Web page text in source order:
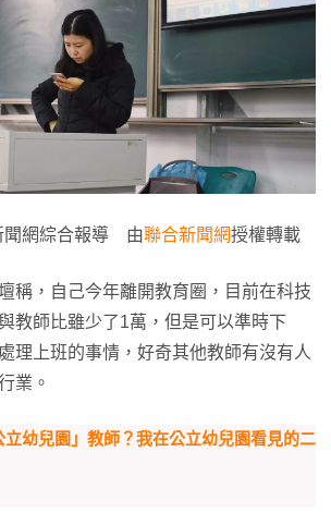
聞網綜合報導 由聯合新聞網授權轉載
稱，自己今年離開教育圈，目前在科技
教師比雖少了1萬，但是可以準時下
理上班的事情，好奇其他教師有沒有人
業。
立幼兒園」教師？我在公立幼兒園看見的二